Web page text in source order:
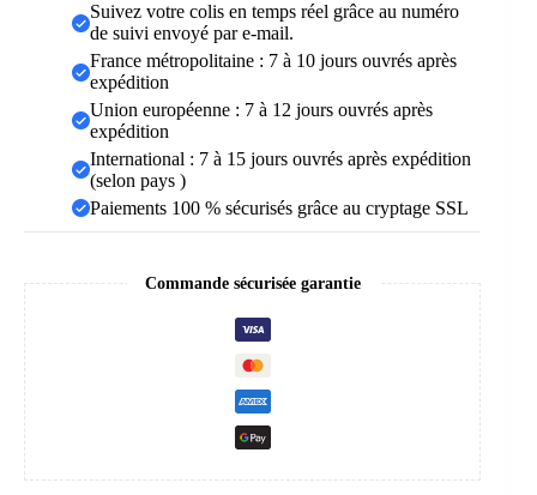
Suivez votre colis en temps réel grâce au numéro
de suivi envoyé par e-mail.
France métropolitaine : 7 à 10 jours ouvrés après
expédition
Union européenne : 7 à 12 jours ouvrés après
expédition
International : 7 à 15 jours ouvrés après expédition
(selon pays )
Paiements 100 % sécurisés grâce au cryptage SSL
Commande sécurisée garantie